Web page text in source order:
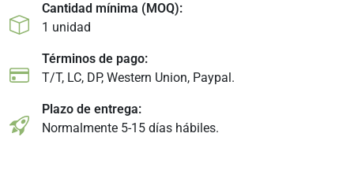
Cantidad mínima (MOQ):
1 unidad
Términos de pago:
T/T, LC, DP, Western Union, Paypal.
Plazo de entrega:
Normalmente 5-15 días hábiles.